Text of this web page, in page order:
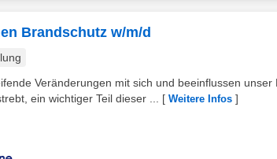
Brandschutz w/m/d
Veränderungen mit sich und beeinflussen
ein wichtiger Teil dieser ...
[ Weitere Infos ]